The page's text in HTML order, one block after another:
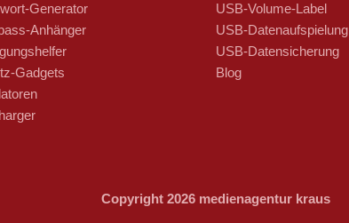
Generator
Anhänger
Gadgets
USB-Volume-Label
USB-Datenaufspielung
USB-Datensicherung
Blog
Copyright 2026 medienagentur kraus